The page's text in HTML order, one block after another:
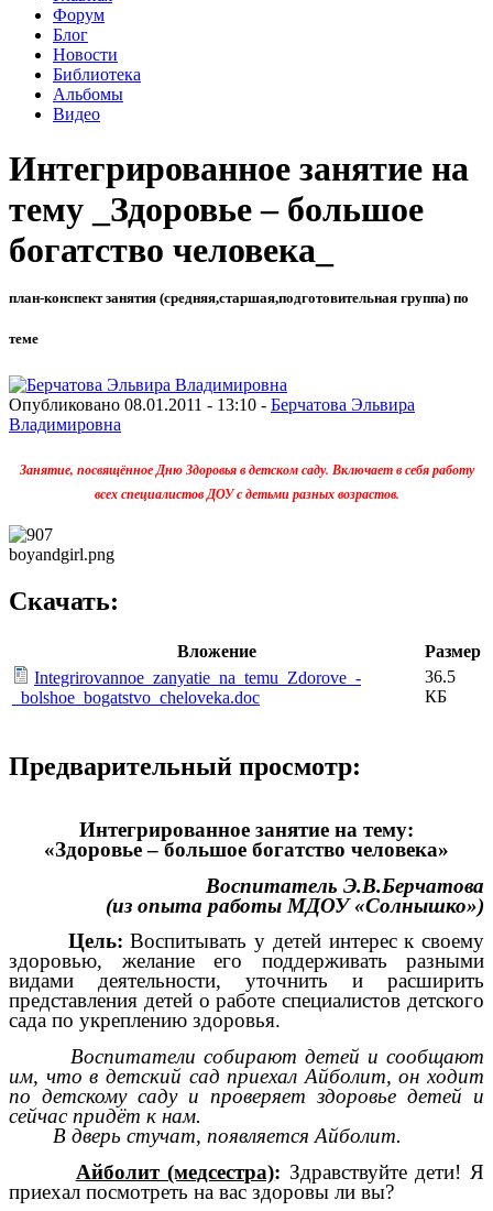
Форум
Блог
Новости
Библиотека
Альбомы
Видео
Интегрированное занятие на
тему _Здоровье – большое
богатство человека_
план-конспект занятия (средняя,старшая,подготовительная группа) по
теме
Опубликовано 08.01.2011 - 13:10 - Берчатова Эльвира
Владимировна
Занятие, посвящённое Дню Здоровья в детском саду. Включает в себя работу
всех специалистов ДОУ с детьми разных возрастов.
boyandgirl.png
Скачать:
Вложение
Размер
Integrirovannoe_zanyatie_na_temu_Zdorove_-
_bolshoe_bogatstvo_cheloveka.doc
36.5
КБ
Предварительный просмотр:
Интегрированное занятие на тему:
«Здоровье – большое богатство человека»
Воспитатель Э.В.Берчатова
(из опыта работы МДОУ «Солнышко»)
Цель:Воспитывать у детей интерес к своему
здоровью, желание его поддерживать разными
видами деятельности, уточнить и расширить
представления детей о работе специалистов детского
сада по укреплению здоровья.
Воспитатели собирают детей и сообщают
им, что в детский сад приехал Айболит, он ходит
по детскому саду и проверяет здоровье детей и
сейчас придёт к нам.
В дверь стучат, появляется Айболит.
Айболит (медсестра): Здравствуйте дети! Я
приехал посмотреть на вас здоровы ли вы?